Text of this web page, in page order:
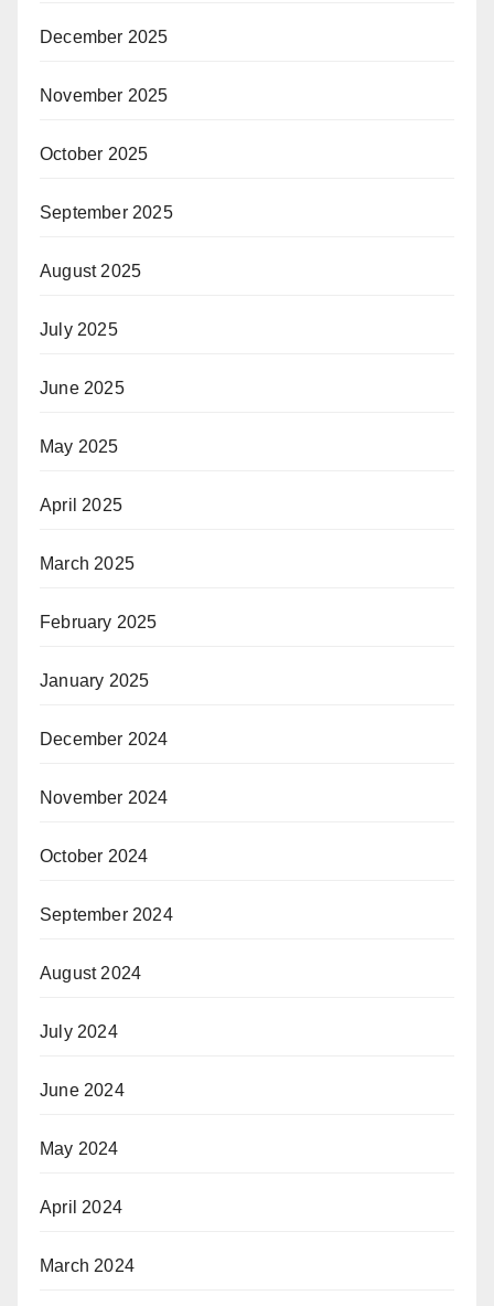
December 2025
November 2025
October 2025
September 2025
August 2025
July 2025
June 2025
May 2025
April 2025
March 2025
February 2025
January 2025
December 2024
November 2024
October 2024
September 2024
August 2024
July 2024
June 2024
May 2024
April 2024
March 2024